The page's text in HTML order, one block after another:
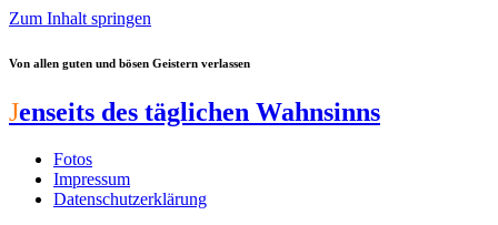
Zum Inhalt springen
Von allen guten und bösen Geistern verlassen
Jenseits des täglichen Wahnsinns
Fotos
Impressum
Datenschutzerklärung